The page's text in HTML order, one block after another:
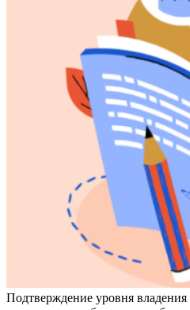
Подтверждение уровня